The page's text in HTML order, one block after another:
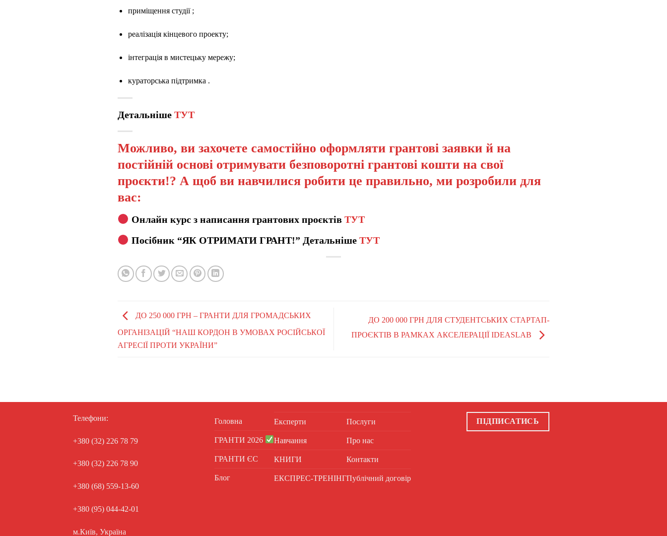
приміщення студії;
реалізація кінцевого проекту;
інтеграція в мистецьку мережу;
кураторська підтримка .
Детальніше ТУТ
Можливо, ви захочете самостійно оформляти грантові заявки й на
постійній основі отримувати безповоротні грантові кошти на свої
проєкти!? А щоб ви навчилися робити це правильно, ми розробили для
вас:
Онлайн курс з написання грантових проєктів ТУТ
Посібник “ЯК ОТРИМАТИ ГРАНТ!” Детальніше ТУТ
ДО 250 000 ГРН – ГРАНТИ ДЛЯ ГРОМАДСЬКИХ
ОРГАНІЗАЦІЙ “НАШ КОРДОН В УМОВАХ РОСІЙСЬКОЇ
АГРЕСІЇ ПРОТИ УКРАЇНИ”
ДО 200 000 ГРН ДЛЯ СТУДЕНТСЬКИХ СТАРТАП-
ПРОЄКТІВ В РАМКАХ АКСЕЛЕРАЦІЇ IDEASLAB
Телефони:
+380 (32) 226 78 79
+380 (32) 226 78 90
+380 (68) 559-13-60
+380 (95) 044-42-01
м.Київ, Україна
Головна
ГРАНТИ 2026
ГРАНТИ ЄС
Блог
Експерти
Навчання
КНИГИ
ЕКСПРЕС-ТРЕНІНГ
Послуги
Про нас
Контакти
Публічний договір
ПІДПИСАТИСЬ